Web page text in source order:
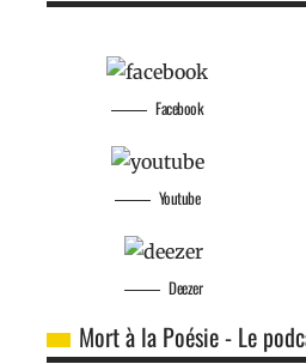
Facebook
Youtube
Deezer
Mort à la Poésie - Le